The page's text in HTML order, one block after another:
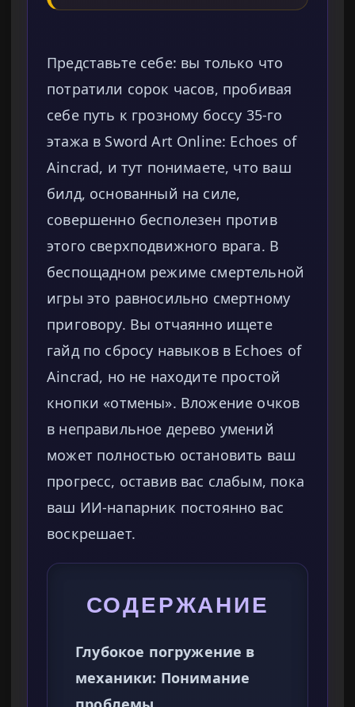
Представьте себе: вы только что
потратили сорок часов, пробивая
себе путь к грозному боссу 35-го
этажа в Sword Art Online: Echoes of
Aincrad, и тут понимаете, что ваш
билд, основанный на силе,
совершенно бесполезен против
этого сверхподвижного врага. В
беспощадном режиме смертельной
игры это равносильно смертному
приговору. Вы отчаянно ищете
гайд по сбросу навыков в Echoes of
Aincrad, но не находите простой
кнопки «отмены». Вложение очков
в неправильное дерево умений
может полностью остановить ваш
прогресс, оставив вас слабым, пока
ваш ИИ-напарник постоянно вас
воскрешает.
СОДЕРЖАНИЕ
Глубокое погружение в
механики: Понимание